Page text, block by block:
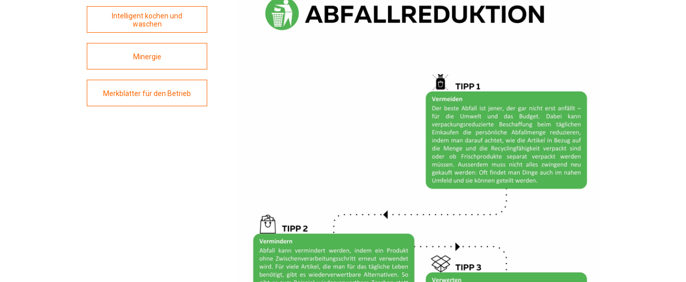
Intelligent kochen und
waschen
Minergie
Merkblätter für den Betrieb